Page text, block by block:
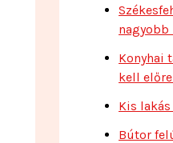
nagyobb
Konyhai
kell
Kis
Bútor